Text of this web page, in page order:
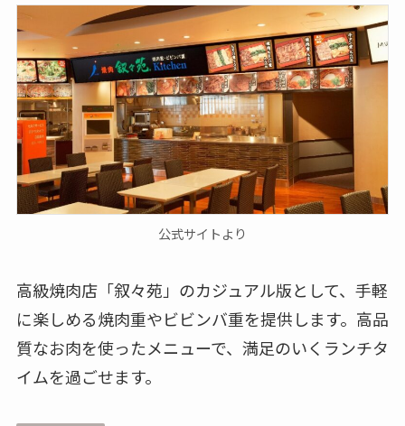
公式サイトより
高級焼肉店「叙々苑」のカジュアル版として、手軽
に楽しめる焼肉重やビビンバ重を提供します。高品
質なお肉を使ったメニューで、満足のいくランチタ
イムを過ごせます。